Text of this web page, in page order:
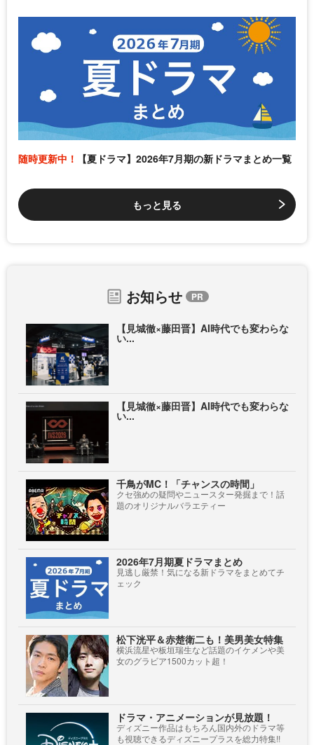
随時更新中！ 【夏ドラマ】2026年7月期の新ドラマまとめ一覧
もっと見る
お知らせ
【見城徹×藤田晋】AI時代でも変わらな
い...
【見城徹×藤田晋】AI時代でも変わらな
い...
千鳥がMC！「チャンスの時間」
クセ強めの疑問やニュースター発掘まで！話
題のオリジナルバラエティー
2026年7月期夏ドラマまとめ
見逃し厳禁！気になる新ドラマをまとめてチ
ェック
松下洸平＆赤楚衛二も！美男美女特集
横浜流星や板垣瑞生など話題のイケメンや美
女のグラビア1500カット超！
ドラマ・アニメーションが見放題！
ディズニー作品はもちろん国内外のドラマ等
も視聴できるディズニープラスを総力特集!!